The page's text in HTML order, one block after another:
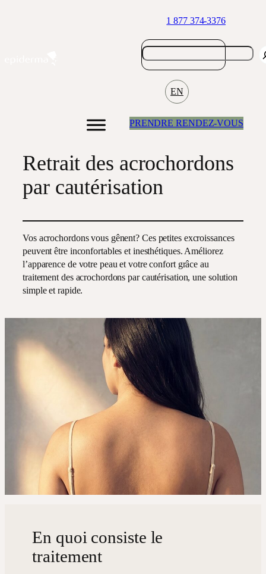
1 877 374-3376
EN
PRENDRE RENDEZ-VOUS
Retrait des acrochordons
par cautérisation
Vos acrochordons vous gênent? Ces petites excroissances
peuvent être inconfortables et inesthétiques. Améliorez
l’apparence de votre peau et votre confort grâce au
traitement des acrochordons par cautérisation, une solution
simple et rapide.
En quoi consiste le
traitement